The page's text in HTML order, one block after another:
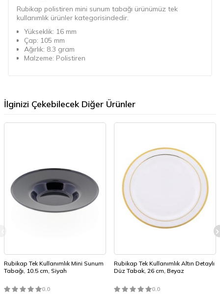
Rubikap polistiren mini sunum tabağı ürünümüz tek
kullanımlık ürünler kategorisindedir.
Yükseklik: 16 mm
Çap: 105 mm
Ağırlık: 8.3 gram
Malzeme: Polistiren
İlginizi Çekebilecek Diğer Ürünler
Rubikap Tek Kullanımlık Mini Sunum
Tabağı, 10.5 cm, Siyah
0.0
Rubikap Tek Kullanımlık Altın Detaylı
Düz Tabak, 26 cm, Beyaz
0.0